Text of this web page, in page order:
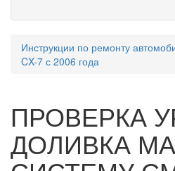
Вы здесь
Инструкции по ремонту
CX-7 с 2006 года
ПРОВЕРКА
ДОЛИВКА